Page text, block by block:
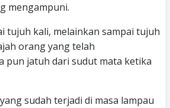
mengampuni.
tujuh kali, melainkan sampai tujuh
orang yang telah
pun jatuh dari sudut mata ketika
sudah terjadi di masa lampau